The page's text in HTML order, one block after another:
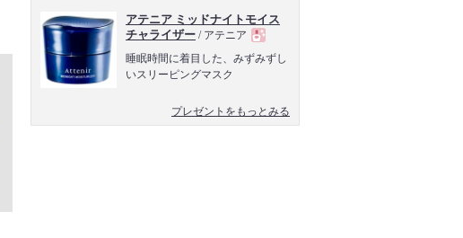
アテニア ミッドナイトモイス
チャライザー / アテニア
現
睡眠時間に着目した、みずみずし
いスリーピングマスク
プレゼントをもっとみる